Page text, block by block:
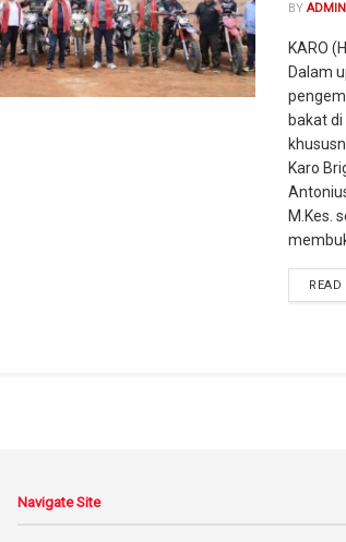
BY ADMIN
KARO
Dalam
bakat
Karo
M.Kes.
READ
Navigate Site